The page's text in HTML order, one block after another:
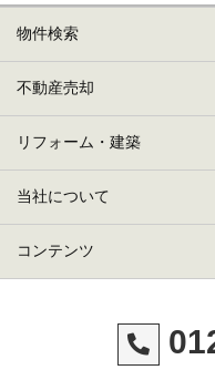
物件検索
不動産売却
リフォーム・建築
当社について
コンテンツ